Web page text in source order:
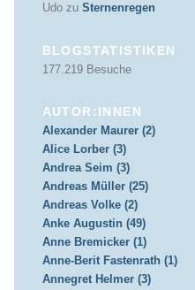
Udozu Sternenregen
BLOGSTATISTIKEN
177.219 Besuche
AUTOR:INNEN
Alexander Maurer (2)
Alice Lorber (3)
Andrea Seim (3)
Andreas Müller (25)
Andreas Volke (2)
Anke Augustin (49)
Anne Bremicker (1)
Anne-Berit Fastenrath (1)
Annegret Helmer (3)